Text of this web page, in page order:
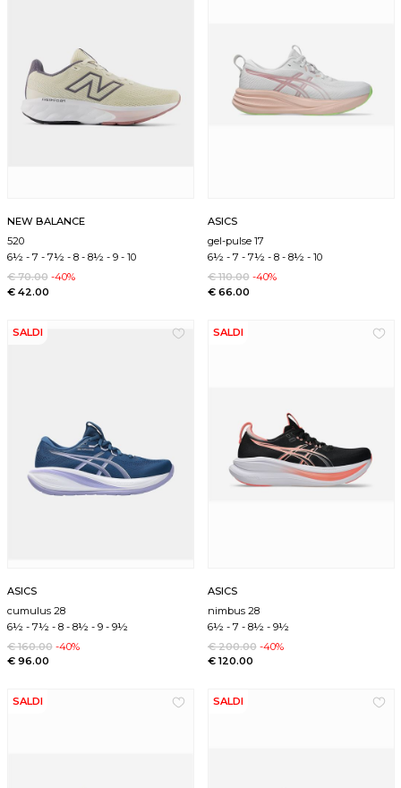
NEW BALANCE
520
6½ -7 -7½ -8 -8½ -9 -10
€ 70.00 -40%
€ 42.00
ASICS
gel-pulse 17
6½ -7 -7½ -8 -8½ -10
€ 110.00 -40%
€ 66.00
SALDI
ASICS
cumulus 28
6½ -7½ -8 -8½ -9 -9½
€ 160.00 -40%
€ 96.00
SALDI
ASICS
nimbus 28
6½ -7 -8½ -9½
€ 200.00 -40%
€ 120.00
SALDI SALDI